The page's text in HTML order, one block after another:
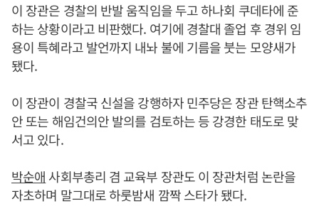
이 장관은 경찰의 반발 움직임을 두고 하나회 쿠데타에 준
하는 상황이라고 비판했다. 여기에 경찰대 졸업 후 경위 임
용이 특혜라고 발언까지 내놔 불에 기름을 붓는 모양새가
됐다.
이 장관이 경찰국 신설을 강행하자 민주당은 장관 탄핵소추
안 또는 해임건의안 발의를 검토하는 등 강경한 태도로 맞
서고 있다.
박순애 사회부총리 겸 교육부 장관도 이 장관처럼 논란을
자초하며 말그대로 하룻밤새 깜짝 스타가 됐다.